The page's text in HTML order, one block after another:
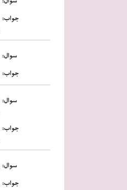
:سوال
:جواب
:سوال
:جواب
:سوال
:جواب
:سوال
:جواب